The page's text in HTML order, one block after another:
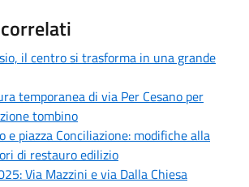
il centro si trasforma in una grande
temporanea di via Per Cesano per
tombino
e piazza Conciliazione: modifiche alla
di restauro edilizio
Via Mazzini e via Dalla Chiesa